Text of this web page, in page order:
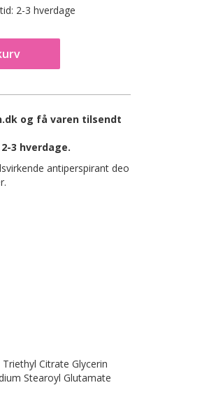
2-3 hverdage
og få varen tilsendt
3 hverdage.
antiperspirant deo
Citrate Glycerin
Stearoyl Glutamate